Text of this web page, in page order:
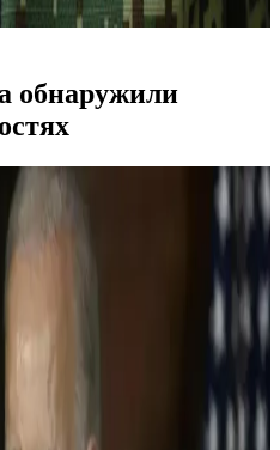
обнаружили